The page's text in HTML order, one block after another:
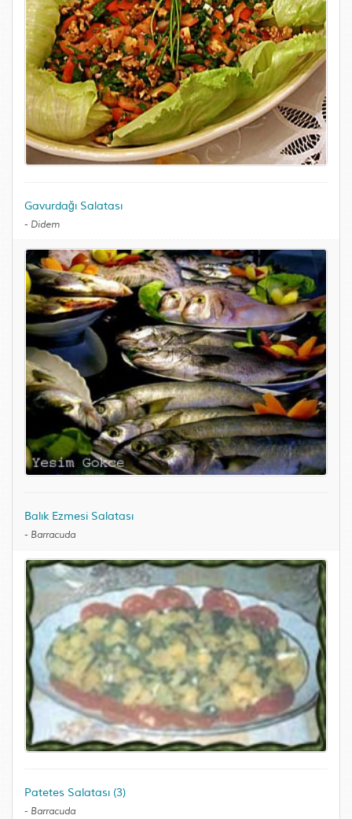
Gavurdağı Salatası
- Didem
Balık Ezmesi Salatası
- Barracuda
Patetes Salatası (3)
- Barracuda